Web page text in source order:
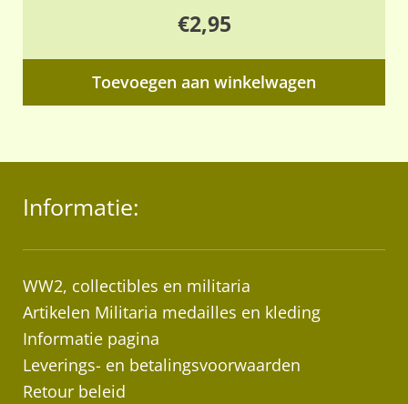
€2,95
Toevoegen aan winkelwagen
Informatie:
WW2, collectibles en militaria
Artikelen Militaria medailles en kleding
Informatie pagina
Leverings- en betalingsvoorwaarden
Retour beleid